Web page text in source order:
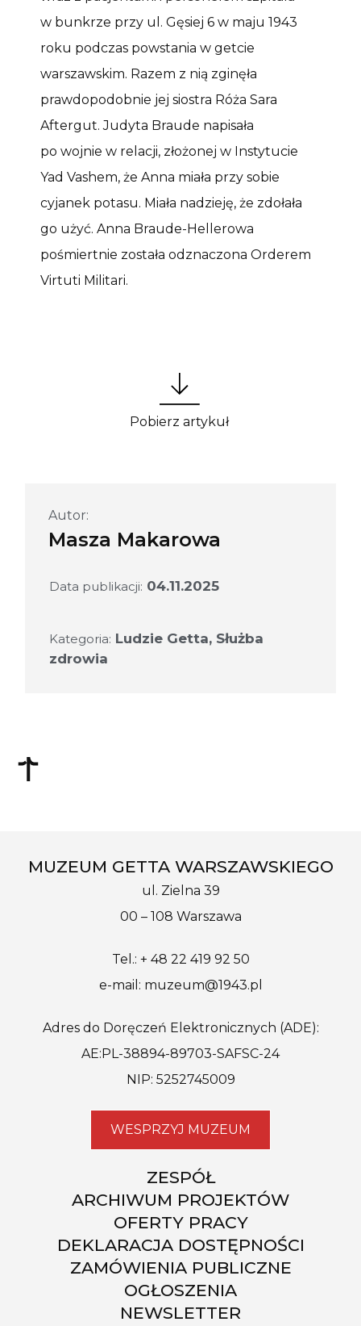
w bunkrze przy ul. Gęsiej 6 w maju 1943
roku podczas powstania w getcie
warszawskim. Razem z nią zginęła
prawdopodobnie jej siostra Róża Sara
Aftergut. Judyta Braude napisała
po wojnie w relacji, złożonej w Instytucie
Yad Vashem, że Anna miała przy sobie
cyjanek potasu. Miała nadzieję, że zdołała
go użyć. Anna Braude-Hellerowa
pośmiertnie została odznaczona Orderem
Virtuti Militari.
Pobierz artykuł
Autor:
Masza Makarowa
Data publikacji: 04.11.2025
Kategoria: Ludzie Getta, Służba
zdrowia
MUZEUM GETTA WARSZAWSKIEGO
ul. Zielna 39
00 – 108 Warszawa
Tel.: + 48 22 419 92 50
e-mail: muzeum@1943.pl
Adres do Doręczeń Elektronicznych (ADE):
AE:PL-38894-89703-SAFSC-24
NIP: 5252745009
WESPRZYJ MUZEUM
ZESPÓŁ
ARCHIWUM PROJEKTÓW
OFERTY PRACY
DEKLARACJA DOSTĘPNOŚCI
ZAMÓWIENIA PUBLICZNE
OGŁOSZENIA
NEWSLETTER